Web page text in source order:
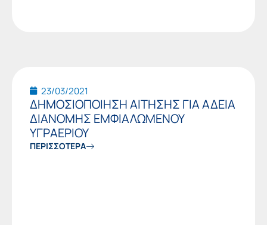
23/03/2021
ΔΗΜΟΣΙΟΠΟΙΗΣΗ ΑΙΤΗΣΗΣ ΓΙΑ ΑΔΕΙΑ
ΔΙΑΝΟΜΗΣ ΕΜΦΙΑΛΩΜΕΝΟΥ
ΥΓΡΑΕΡΙΟΥ
ΠΕΡΙΣΣΟΤΕΡΑ